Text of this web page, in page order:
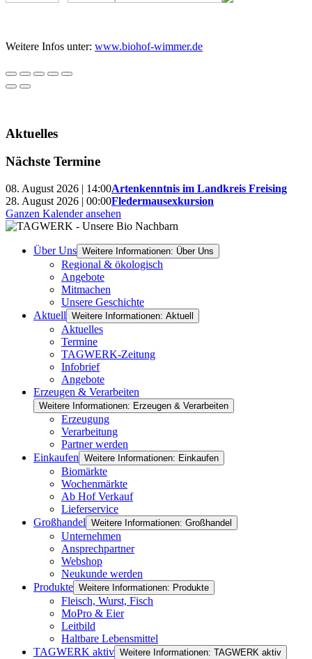
Weitere Infos unter: www.biohof-wimmer.de
Aktuelles
Nächste Termine
08. August 2026 | 14:00Artenkenntnis im Landkreis Freising
28. August 2026 | 00:00Fledermausexkursion
Ganzen Kalender ansehen
Über Uns Weitere Informationen: Über Uns
Regional & ökologisch
Angebote
Mitmachen
Unsere Geschichte
Aktuell Weitere Informationen: Aktuell
Aktuelles
Termine
TAGWERK-Zeitung
Infobrief
Angebote
Erzeugen & Verarbeiten
Weitere Informationen: Erzeugen & Verarbeiten
Erzeugung
Verarbeitung
Partner werden
Einkaufen Weitere Informationen: Einkaufen
Biomärkte
Wochenmärkte
Ab Hof Verkauf
Lieferservice
Großhandel Weitere Informationen: Großhandel
Unternehmen
Ansprechpartner
Webshop
Neukunde werden
Produkte Weitere Informationen: Produkte
Fleisch, Wurst, Fisch
MoPro & Eier
Leitbild
Haltbare Lebensmittel
TAGWERK aktiv Weitere Informationen: TAGWERK aktiv